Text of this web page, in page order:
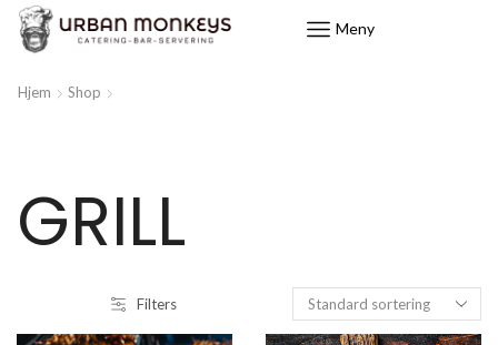
Meny
Hjem Shop
GRILL
Filters